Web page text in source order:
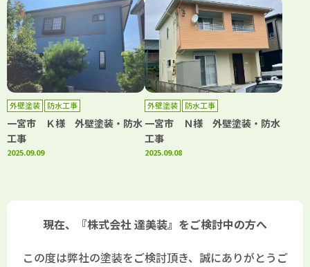
外壁塗装 防水工事
一宮市 Ｋ様 外壁塗装・防水
工事
2025.09.09
外壁塗装 防水工事
一宮市 Ｎ様 外壁塗装・防水
工事
2025.09.08
現在、『株式会社 達美装』をご検討中の方へ
この度は弊社の塗装をご検討頂き、誠にありがとうご